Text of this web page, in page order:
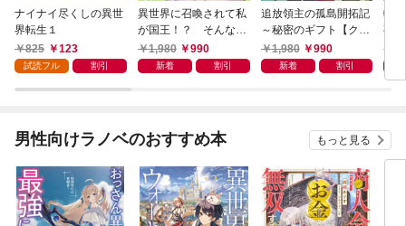
ナイナイ尽くしの異世
界転生１
825
123
試読フル 割引
異世界に召喚されて私
が国王！？ そんなの
ムリです！【合本版】
1,980 990
新着 割引
追放領主の孤島開拓記
～秘密のギフト【クラ
フトスキル】で世界一
幸せな領地を目指しま
1,980 990
新着 割引
転
夜
辺
で
す
男性向けラノベのおすすめ本 もっと見る